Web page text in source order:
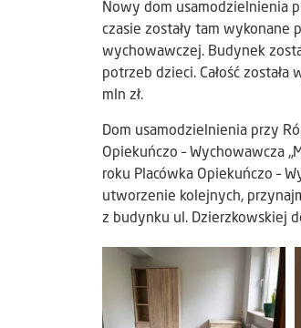
Nowy dom usamodzielnienia
czasie zostały tam
wychowawczej. Budynek
potrzeb dzieci. Całość
mln zł.
Dom usamodzielnienia przy
Opiekuńczo – Wychowawcza
roku Placówka Opiekuńczo –
utworzenie kolejnych,
z budynku ul. Dzierzkowskiej